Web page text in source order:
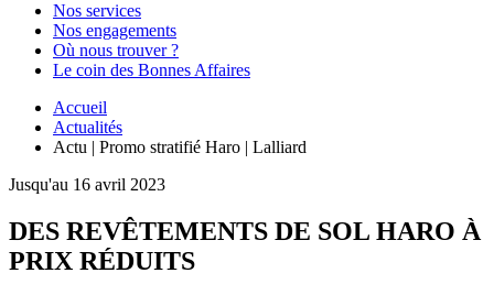
Nos services
Nos engagements
Où nous trouver ?
Le coin des Bonnes Affaires
Accueil
Actualités
Actu | Promo stratifié Haro | Lalliard
Jusqu'au 16 avril 2023
DES REVÊTEMENTS DE SOL HARO À
PRIX RÉDUITS